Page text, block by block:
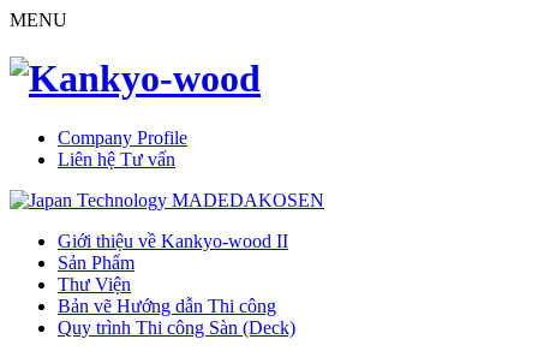
MENU
Company Profile
Liên hệ Tư vấn
Giới thiệu về Kankyo-wood II
Sản Phẩm
Thư Viện
Bản vẽ Hướng dẫn Thi công
Quy trình Thi công Sàn (Deck)